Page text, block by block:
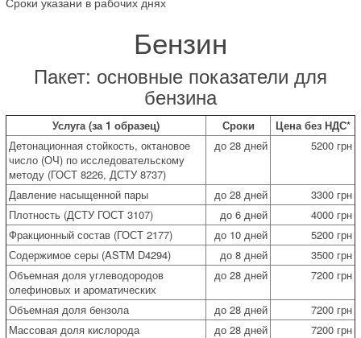
Бензин
Пакет: основные показатели для
бензина
Услуга (за 1 образец) Сроки
Цена без НДС*
Детонационная стойкость, октановое
число (ОЧ) по исследовательскому
методу (ГОСТ 8226, ДСТУ 8737)
до 28 дней 5200 грн
Давление насыщенной пары до 28 дней
3300 грн
Плотность (ДСТУ ГОСТ 3107)
до 6 дней
4000 грн
Фракционный состав (ГОСТ 2177)
до 10 дней
5200 грн
Содержимое серы (ASTM D4294)
до 8 дней
3500 грн
Объемная доля углеводородов
олефиновых и ароматических
до 28 дней 7200 грн
Объемная доля бензола до 28 дней
7200 грн
Массовая доля кислорода
до 28 дней
7200 грн